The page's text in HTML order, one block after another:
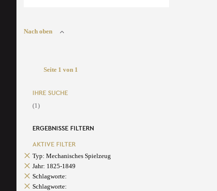
Nach oben
Seite 1 von 1
IHRE SUCHE
(1)
ERGEBNISSE FILTERN
AKTIVE FILTER
Typ: Mechanisches Spielzeug
Jahr: 1825-1849
Schlagworte:
Schlagworte: